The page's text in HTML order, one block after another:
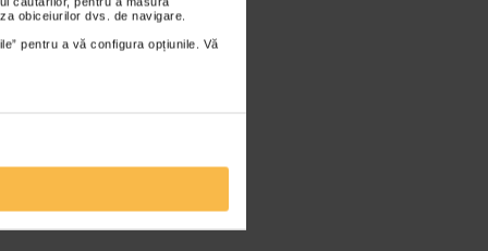
obiceiurilor dvs. de navigare.
pentru a vă configura opțiunile. Vă